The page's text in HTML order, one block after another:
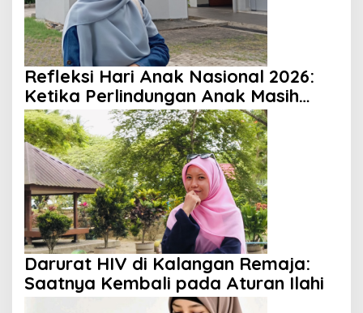
Refleksi Hari Anak Nasional 2026:
Ketika Perlindungan Anak Masih
Menjadi Ilusi
Darurat HIV di Kalangan Remaja:
Saatnya Kembali pada Aturan Ilahi